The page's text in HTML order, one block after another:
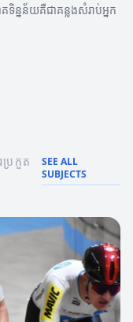
គទិន្នន័យគឺជាគន្លងសំរាប់អ្នក
រកួត
SEE ALL
SUBJECTS